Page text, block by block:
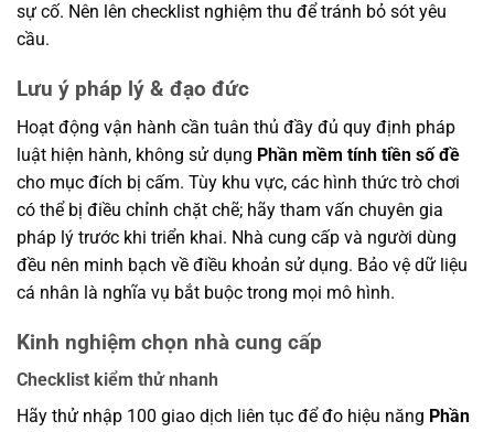
sự cố. Nên lên checklist nghiệm thu để tránh bỏ sót yêu
cầu.
Lưu ý pháp lý & đạo đức
Hoạt động vận hành cần tuân thủ đầy đủ quy định pháp
luật hiện hành, không sử dụng Phần mềm tính tiền số đề
cho mục đích bị cấm. Tùy khu vực, các hình thức trò chơi
có thể bị điều chỉnh chặt chẽ; hãy tham vấn chuyên gia
pháp lý trước khi triển khai. Nhà cung cấp và người dùng
đều nên minh bạch về điều khoản sử dụng. Bảo vệ dữ liệu
cá nhân là nghĩa vụ bắt buộc trong mọi mô hình.
Kinh nghiệm chọn nhà cung cấp
Checklist kiểm thử nhanh
Hãy thử nhập 100 giao dịch liên tục để đo hiệu năng Phần